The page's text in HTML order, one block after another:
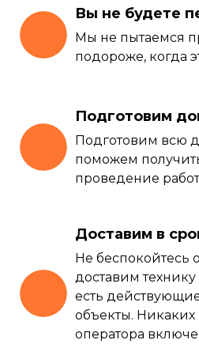
Вы не будете
Мы не пытаемся
подороже, когда
Подготовим
Подготовим всю
поможем
проведение
Доставим в
Не беспокойтесь
доставим
есть
объекты. Никаких
оператора